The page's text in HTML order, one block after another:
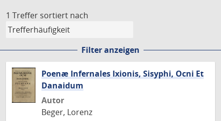
1 Treffer sortiert nach
Filter anzeigen
Poenæ Infernales Ixionis, Sisyphi, Ocni Et
Danaidum
Autor
Beger, Lorenz